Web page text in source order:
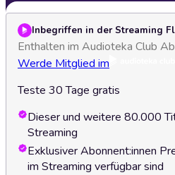
Inbegriffen in der Streaming
Enthalten im Audioteka Club
Werde Mitglied im
Teste 30 Tage gratis
Dieser und weitere 80.000
Streaming
Exklusiver Abonnent:innen
im Streaming verfügbar sind